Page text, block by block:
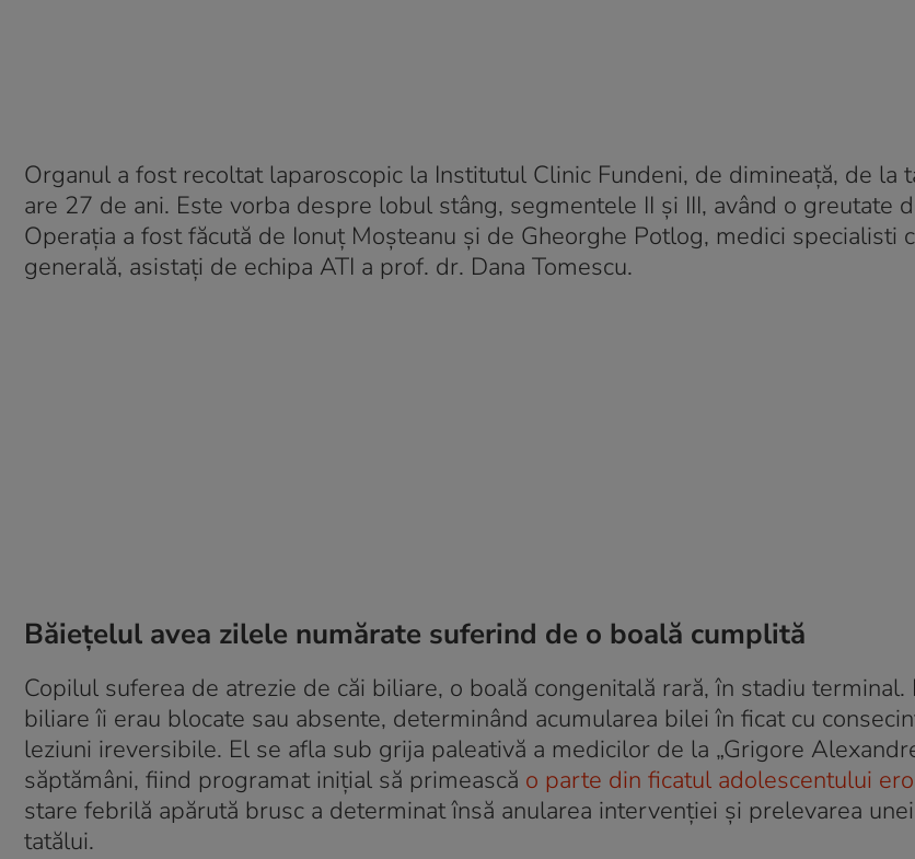
Organul a fost recoltat laparoscopic la Institutul Clinic Fundeni, de dimineață, de la
are 27 de ani. Este vorba despre lobul stâng, segmentele II și III, având o greutate
Operația a fost făcută de Ionuț Moșteanu și de Gheorghe Potlog, medici specialisti
generală, asistați de echipa ATI a prof. dr. Dana Tomescu.
Băiețelul avea zilele numărate suferind de o boală cumplită
Copilul suferea de atrezie de căi biliare, o boală congenitală rară, în stadiu terminal.
biliare îi erau blocate sau absente, determinând acumularea bilei în ficat cu
leziuni ireversibile. El se afla sub grija paleativă a medicilor de la „Grigore
săptămâni, fiind programat inițial să primească o parte din ficatul adolescentului
stare febrilă apărută brusc a determinat însă anularea intervenției și prelevarea
tatălui.